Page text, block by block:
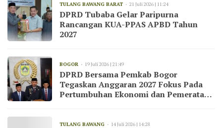
TULANG BAWANG BARAT 21 Juli 2026 | 11:24
DPRD Tubaba Gelar Paripurna
Rancangan KUA-PPAS APBD Tahun
2027
BOGOR 19 Juli 2026 | 21:49
DPRD Bersama Pemkab Bogor
Tegaskan Anggaran 2027 Fokus Pada
Pertumbuhan Ekonomi dan Pemerataan
TULANG BAWANG 14 Juli 2026 | 14:28